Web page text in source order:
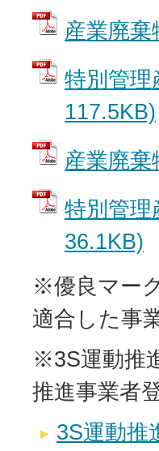
産業廃
特別管
117.5KB)
産業廃
特別管
36.1KB)
※優良マー
適合した事
※3S運動推
推進事業者
3S運動推